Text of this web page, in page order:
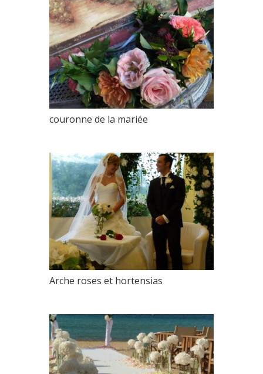
couronne de la mariée
Arche roses et hortensias